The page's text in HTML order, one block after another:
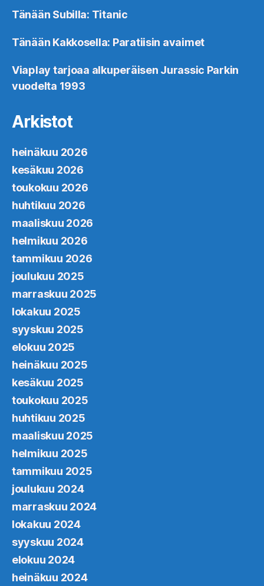
Tänään Subilla: Titanic
Tänään Kakkosella: Paratiisin avaimet
Viaplay tarjoaa alkuperäisen Jurassic Parkin
vuodelta 1993
Arkistot
heinäkuu 2026
kesäkuu 2026
toukokuu 2026
huhtikuu 2026
maaliskuu 2026
helmikuu 2026
tammikuu 2026
joulukuu 2025
marraskuu 2025
lokakuu 2025
syyskuu 2025
elokuu 2025
heinäkuu 2025
kesäkuu 2025
toukokuu 2025
huhtikuu 2025
maaliskuu 2025
helmikuu 2025
tammikuu 2025
joulukuu 2024
marraskuu 2024
lokakuu 2024
syyskuu 2024
elokuu 2024
heinäkuu 2024